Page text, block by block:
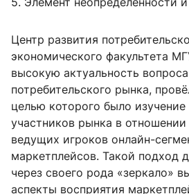
Центр развития
экономического факультета
высокую актуальность
потребительского рынка,
целью которого было изучение
участников рынка в
ведущих игроков онлайн-
маркетплейсов. Такой подход
через своего рода «зеркало»
аспекты восприятия